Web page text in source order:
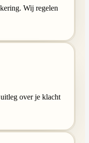
Wij regelen
over je klacht